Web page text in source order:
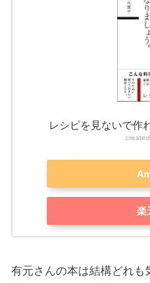
レシピを見ないで作
楽
有元さんの本は結構どれ